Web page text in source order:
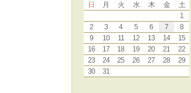
日
月 火 水 木 金
土
1
2
3 4 5 6 7
8
9
10 11 12 13 14
15
16
17 18 19 20 21
22
23
24 25 26 27 28
29
30
31